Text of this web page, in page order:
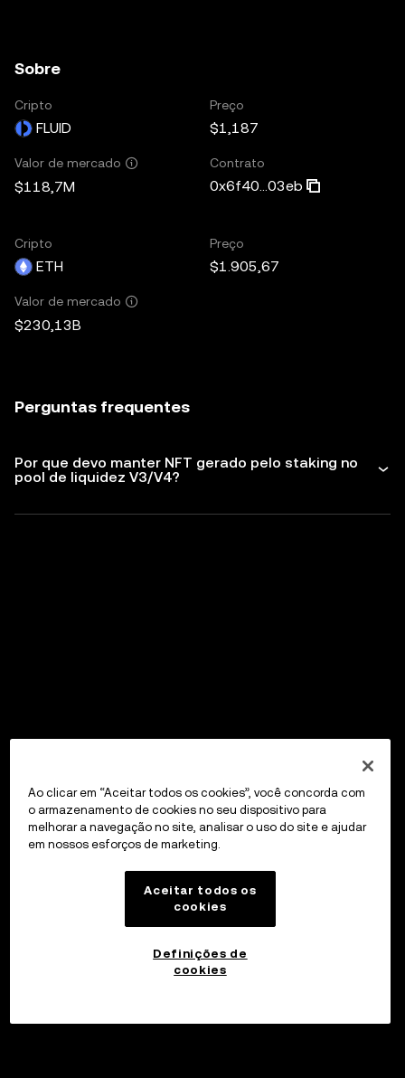
Sobre
Cripto
FLUID
Preço
$1,187
Valor de mercado
$118,7M
Contrato
0x6f40...03eb
Cripto
ETH
Preço
$1.905,67
Valor de mercado
$230,13B
Perguntas frequentes
Por que devo manter NFT gerado pelo staking no
pool de liquidez V3/V4?
Ao clicar em “Aceitar todos os cookies”, você concorda com
o armazenamento de cookies no seu dispositivo para
melhorar a navegação no site, analisar o uso do site e ajudar
em nossos esforços de marketing.
Aceitar todos os
cookies
Definições de
cookies